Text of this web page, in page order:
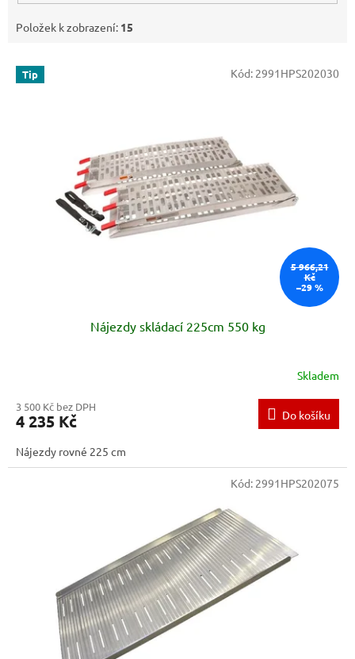
Položek k zobrazení: 15
V Tip
5 966,21
Kč
–29 %
Nájezdy skládací 225cm 550 kg
Skladem
3 500 Kč bez DPH
4 235 Kč Do košíku
Nájezdy rovné 225 cm
Kód: 2991HPS202030
Kód: 2991HPS202075